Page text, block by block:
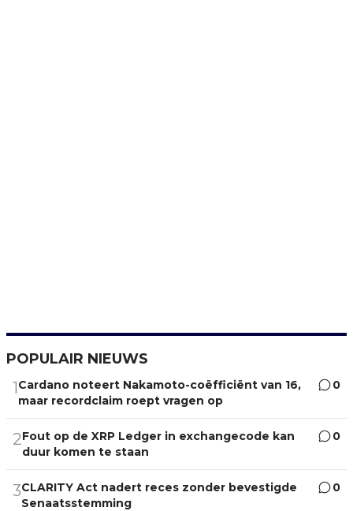
POPULAIR NIEUWS
1Cardano noteert Nakamoto-coëfficiënt van 16,
maar recordclaim roept vragen op
0
2Fout op de XRP Ledger in exchangecode kan
duur komen te staan
0
3CLARITY Act nadert reces zonder bevestigde
Senaatsstemming
0